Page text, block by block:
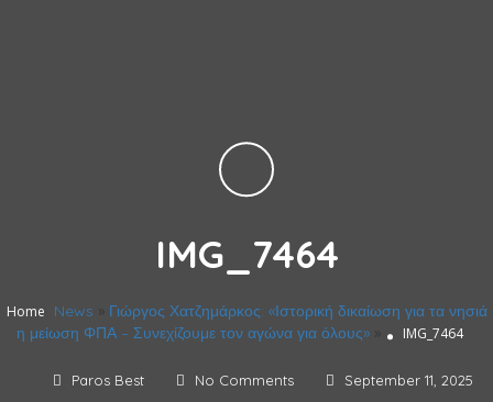
IMG_7464
Home News
Γιώργος Χατζημάρκος: «Ιστορική δικαίωση για τα νησιά
η μείωση ΦΠΑ – Συνεχίζουμε τον αγώνα για όλους»» IMG_7464
Paros Best No Comments September 11, 2025